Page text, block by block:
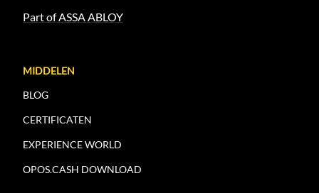
Part of ASSA ABLOY
MIDDELEN
BLOG
CERTIFICATEN
EXPERIENCE WORLD
OPOS.CASH DOWNLOAD